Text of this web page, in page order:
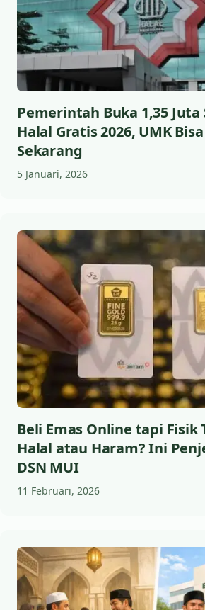
Pemerintah Buka 1,35
Halal Gratis 2026, UMK
Sekarang
5 Januari, 2026
Beli Emas Online tapi Fisik
Halal atau Haram? Ini
DSN MUI
11 Februari, 2026